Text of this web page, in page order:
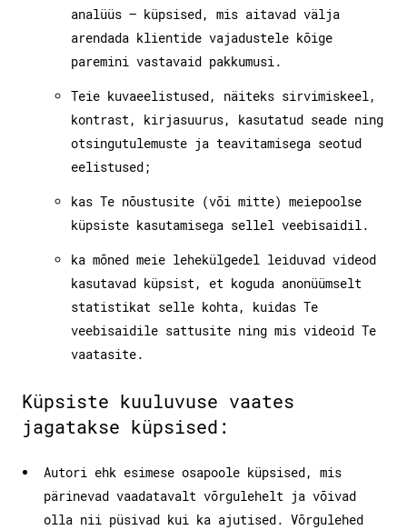
analüüs – küpsised, mis aitavad välja
arendada klientide vajadustele kõige
paremini vastavaid pakkumusi.
Teie kuvaeelistused, näiteks sirvimiskeel,
kontrast, kirjasuurus, kasutatud seade ning
otsingutulemuste ja teavitamisega seotud
eelistused;
kas Te nõustusite (või mitte) meiepoolse
küpsiste kasutamisega sellel veebisaidil.
ka mõned meie lehekülgedel leiduvad videod
kasutavad küpsist, et koguda anonüümselt
statistikat selle kohta, kuidas Te
veebisaidile sattusite ning mis videoid Te
vaatasite.
Küpsiste kuuluvuse vaates
jagatakse küpsised:
Autori ehk esimese osapoole küpsised, mis
pärinevad vaadatavalt võrgulehelt ja võivad
olla nii püsivad kui ka ajutised. Võrgulehed